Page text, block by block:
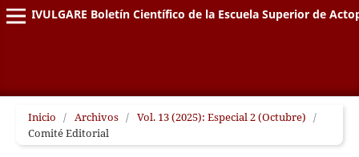
DIVULGARE Boletín Científico de la Escuela Superior de
Inicio / Archivos / Vol. 13 (2025): Especial 2 (Octubre) /
Comité Editorial